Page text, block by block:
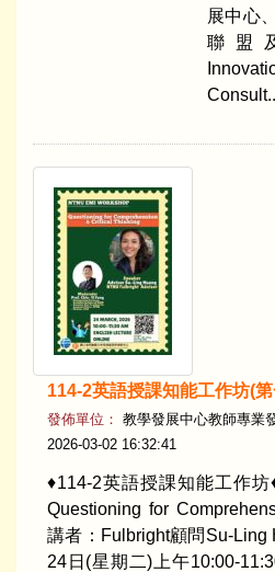
展中心
聯盟
114-2英語授課知能工作坊(
發佈單位： 教學發展中心教師專業
2026-03-02 16:32:41
♦114-2英語授課知能工作坊
Questioning for
講者：Fulbright顧問Su-Ling
24日(星期二)上午10:00-